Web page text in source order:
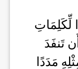
لِّكَلِمَاتِ
تَنفَدَ
مَدَدًا